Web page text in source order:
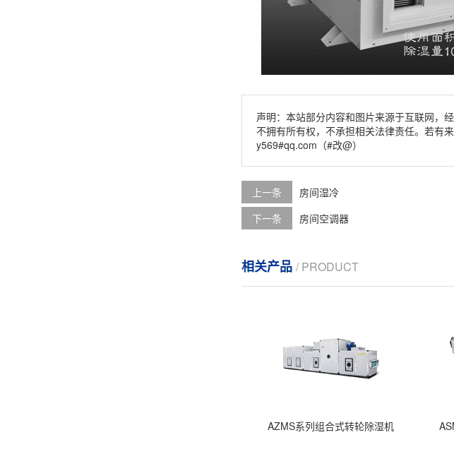
声明：本站部分内容和图片来源于互联网，
不拥有所有权，不承担相关法律责任。若有
y569#qq.com（#改@）
上一条 房间湿冷
下一条
房间空调器
相关产品 / PRODUCT
AZMS系列组合式转轮除湿机